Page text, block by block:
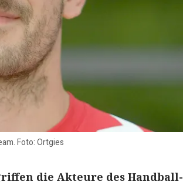
Foto: Ortgies
die Akteure des Handball-